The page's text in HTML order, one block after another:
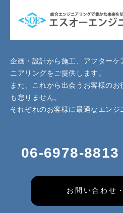
企画・設計から施工、アフター
ニアリングをご提供します。
また、これから出会うお客様の
も怠りません。
それぞれのお客様に最適なエンジ
06-6978-8813
お問い合わせ